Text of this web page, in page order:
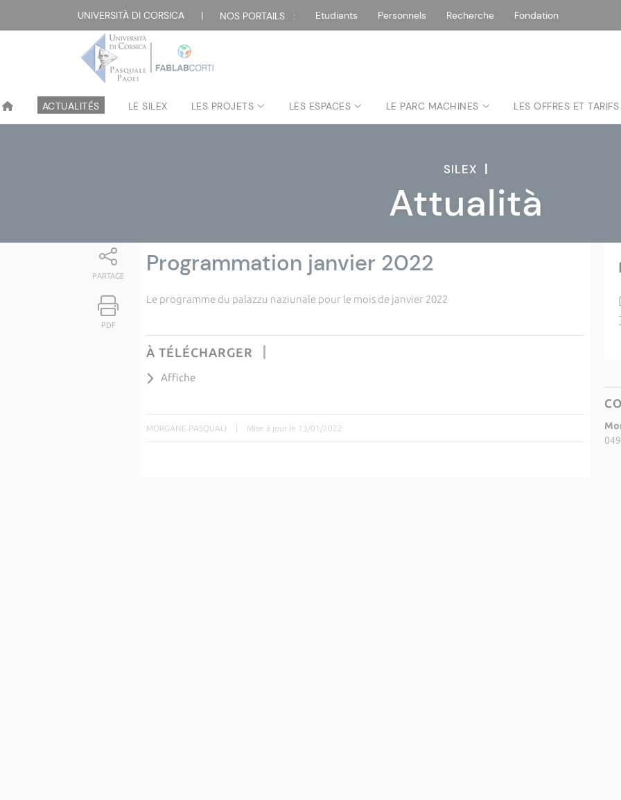
UNIVERSITÀ DI CORSICA | NOS PORTAILS : Etudiants Personnels Recherche Fondation
ACTUALITÉS LE SILEX LES PROJETS LES ESPACES LE PARC MACHINES LES OFFRES ET TARIFS
SILEX |
Attualità
PARTAGE
PDF
Programmation janvier 2022
Le programme du palazzu naziunale pour le mois de janvier 2022
À TÉLÉCHARGER
Affiche
MORGANE PASQUALI | Mise à jour le 13/01/2022